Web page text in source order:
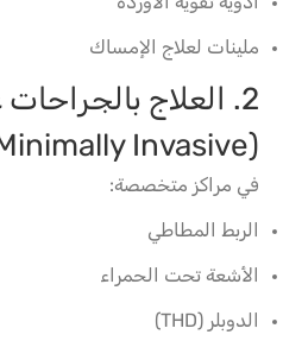
ملينات لعلاج الإمساك
2. العلاج بالجراحات
(Minimally Invasive)
في مراكز متخصصة:
الربط المطاطي
الأشعة تحت الحمراء
الدوبلر (THD)